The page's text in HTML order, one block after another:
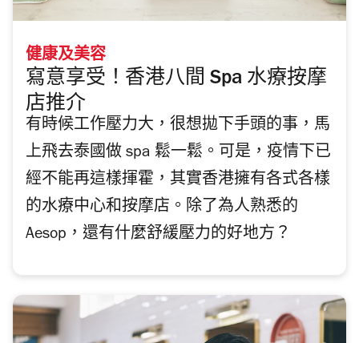
健康及美容
寫意享受！香港八間 Spa 水療按摩
店推介
有時候工作壓力大，很想拋下手頭的事，馬
上飛去泰國做 spa 鬆一鬆。可是，疫情下已
經不能再這樣揮霍，其實香港擁有各式各樣
的水療中心和按摩店。除了為人熟悉的
Aesop，還有什麼舒緩壓力的好地方？